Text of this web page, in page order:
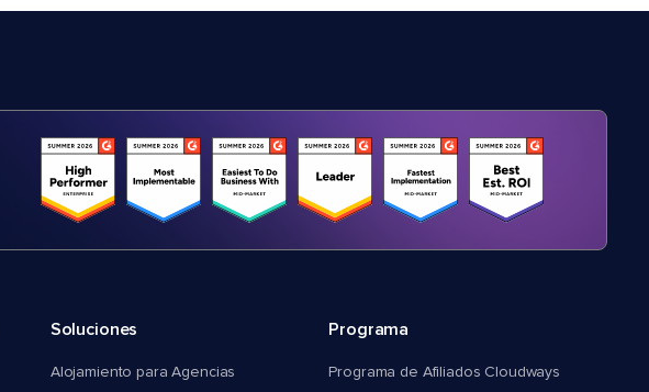
Soluciones
Alojamiento para Agencias
Programa
Programa de Afiliados Cloudways